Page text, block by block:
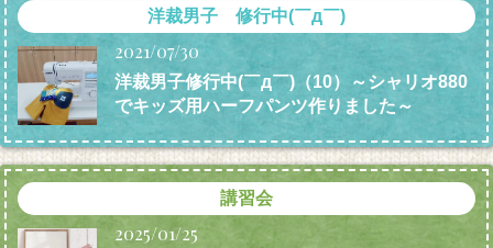
洋裁男子 修行中(￣д￣)
2021/07/30
洋裁男子修行中(￣д￣)（10）～シャリオ880
でキッズ用ハーフパンツ作りました～
講習会
2025/01/25